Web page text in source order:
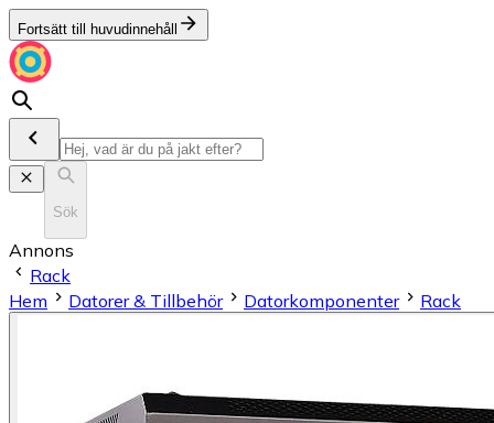
Fortsätt till huvudinnehåll
Sök
Annons
Rack
Hem
Datorer & Tillbehör Datorkomponenter Rack